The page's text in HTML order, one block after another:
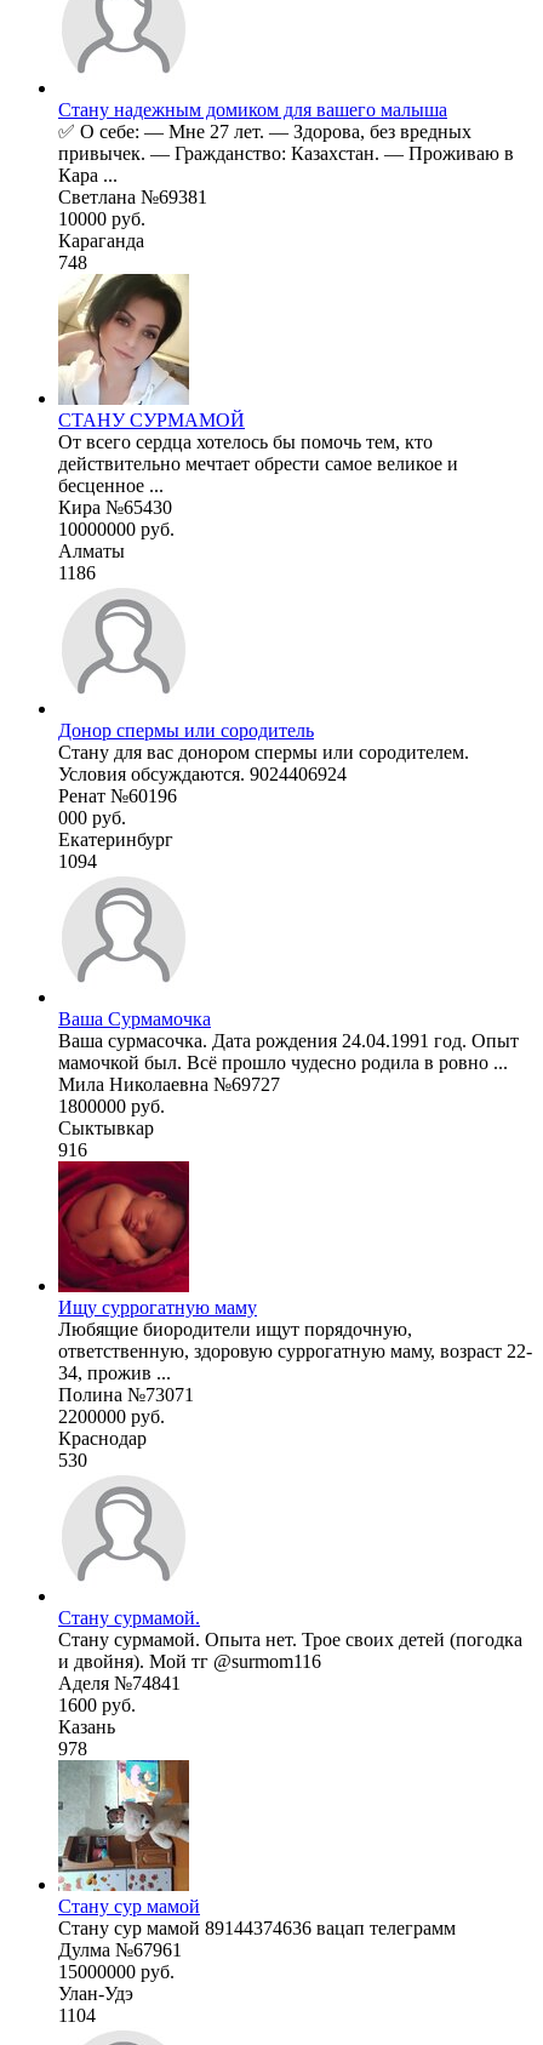
Стану надежным домиком для вашего малыша
✅ О себе: — Мне 27 лет. — Здорова, без вредных
привычек. — Гражданство: Казахстан. — Проживаю в
Кара ...
Светлана №69381
10000 руб.
Караганда
748
СТАНУ СУРМАМОЙ
От всего сердца хотелось бы помочь тем, кто
действительно мечтает обрести самое великое и
бесценное ...
Кира №65430
10000000 руб.
Алматы
1186
Донор спермы или сородитель
Стану для вас донором спермы или сородителем.
Условия обсуждаются. 9024406924
Ренат №60196
000 руб.
Екатеринбург
1094
Ваша Сурмамочка
Ваша сурмасочка. Дата рождения 24.04.1991 год. Опыт
мамочкой был. Всё прошло чудесно родила в ровно ...
Мила Николаевна №69727
1800000 руб.
Сыктывкар
916
Ищу суррогатную маму
Любящие биородители ищут порядочную,
ответственную, здоровую суррогатную маму, возраст 22-
34, прожив ...
Полина №73071
2200000 руб.
Краснодар
530
Стану сурмамой.
Стану сурмамой. Опыта нет. Трое своих детей (погодка
и двойня). Мой тг @surmom116
Аделя №74841
1600 руб.
Казань
978
Стану сур мамой
Стану сур мамой 89144374636 вацап телеграмм
Дулма №67961
15000000 руб.
Улан-Удэ
1104